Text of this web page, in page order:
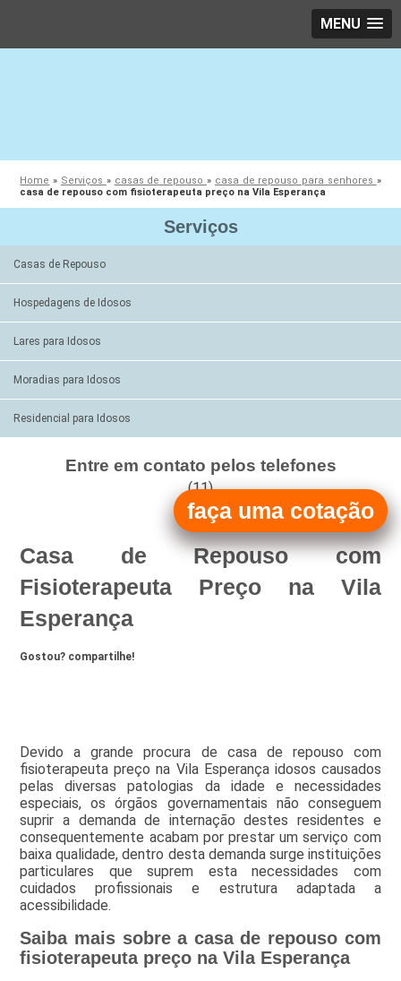
MENU
Home » Serviços » casas de repouso » casa de repouso para senhores »
casa de repouso com fisioterapeuta preço na Vila Esperança
Serviços
Casas de Repouso
Hospedagens de Idosos
Lares para Idosos
Moradias para Idosos
Residencial para Idosos
Entre em contato pelos telefones
(11)
(11)
Casa de Repouso com
Fisioterapeuta Preço na Vila
Esperança
Gostou? compartilhe!
Devido a grande procura de casa de repouso com
fisioterapeuta preço na Vila Esperança idosos causados
pelas diversas patologias da idade e necessidades
especiais, os órgãos governamentais não conseguem
suprir a demanda de internação destes residentes e
consequentemente acabam por prestar um serviço com
baixa qualidade, dentro desta demanda surge instituições
particulares que suprem esta necessidades com
cuidados profissionais e estrutura adaptada a
acessibilidade.
Saiba mais sobre a casa de repouso com
fisioterapeuta preço na Vila Esperança
faça uma cotação